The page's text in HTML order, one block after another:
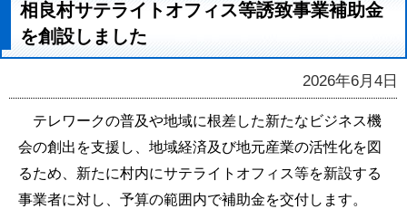
相良村サテライトオフィス等誘致事業補助金
を創設しました
2026年6月4日
テレワークの普及や地域に根差した新たなビジネス機
会の創出を支援し、地域経済及び地元産業の活性化を図
るため、新たに村内にサテライトオフィス等を新設する
事業者に対し、予算の範囲内で補助金を交付します。